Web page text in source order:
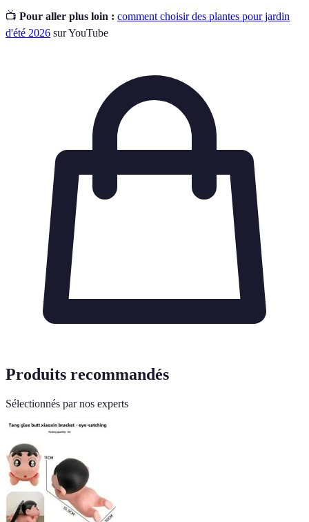
📺 Pour aller plus loin : comment choisir des plantes pour jardin
d'été 2026 sur YouTube
Produits recommandés
Sélectionnés par nos experts